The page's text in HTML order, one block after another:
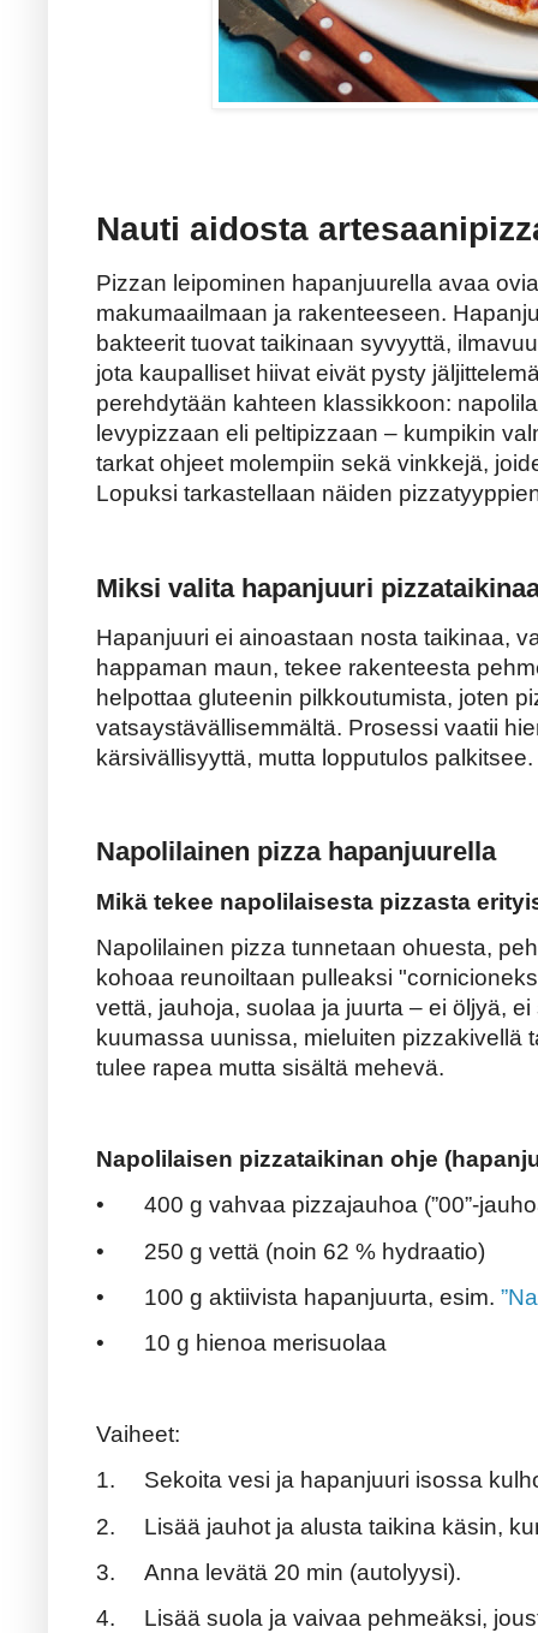
Nauti aidosta
Pizzan leipominen hapanjuurella avaa
makumaailmaan ja rakenteeseen.
bakteerit tuovat taikinaan syvyyttä,
jota kaupalliset hiivat eivät pysty
perehdytään kahteen klassikkoon:
levypizzaan eli peltipizzaan – kumpikin
tarkat ohjeet molempiin sekä vinkkejä,
Lopuksi tarkastellaan näiden
Miksi valita hapanjuuri
Hapanjuuri ei ainoastaan nosta taikinaa,
happaman maun, tekee rakenteesta
helpottaa gluteenin pilkkoutumista, joten
vatsaystävällisemmältä. Prosessi vaatii
kärsivällisyyttä, mutta lopputulos palkitsee.
Napolilainen pizza hapanjuurella
Mikä tekee napolilaisesta pizzasta
Napolilainen pizza tunnetaan ohuesta,
kohoaa reunoiltaan pulleaksi
vettä, jauhoja, suolaa ja juurta – ei öljyä,
kuumassa uunissa, mieluiten pizzakivellä
tulee rapea mutta sisältä mehevä.
Napolilaisen pizzataikinan ohje
•
400 g vahvaa pizzajauhoa (”00”-
•
250 g vettä (noin 62 % hydraatio)
•
100 g aktiivista hapanjuurta, esim.
•
10 g hienoa merisuolaa
Vaiheet:
1.
Sekoita vesi ja hapanjuuri isossa
2.
Lisää jauhot ja alusta taikina käsin,
3.
Anna levätä 20 min (autolyysi).
4.
Lisää suola ja vaivaa pehmeäksi,